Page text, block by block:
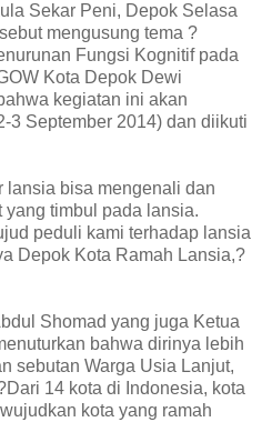
Sekar Peni, Depok Selasa
mengusung tema ?
Fungsi Kognitif pada
Kota Depok Dewi
kegiatan ini akan
3 September 2014) dan diikuti
lansia bisa mengenali dan
timbul pada lansia.
peduli kami terhadap lansia
Depok Kota Ramah Lansia,?
Shomad yang juga Ketua
bahwa dirinya lebih
sebutan Warga Usia Lanjut,
14 kota di Indonesia, kota
kota yang ramah